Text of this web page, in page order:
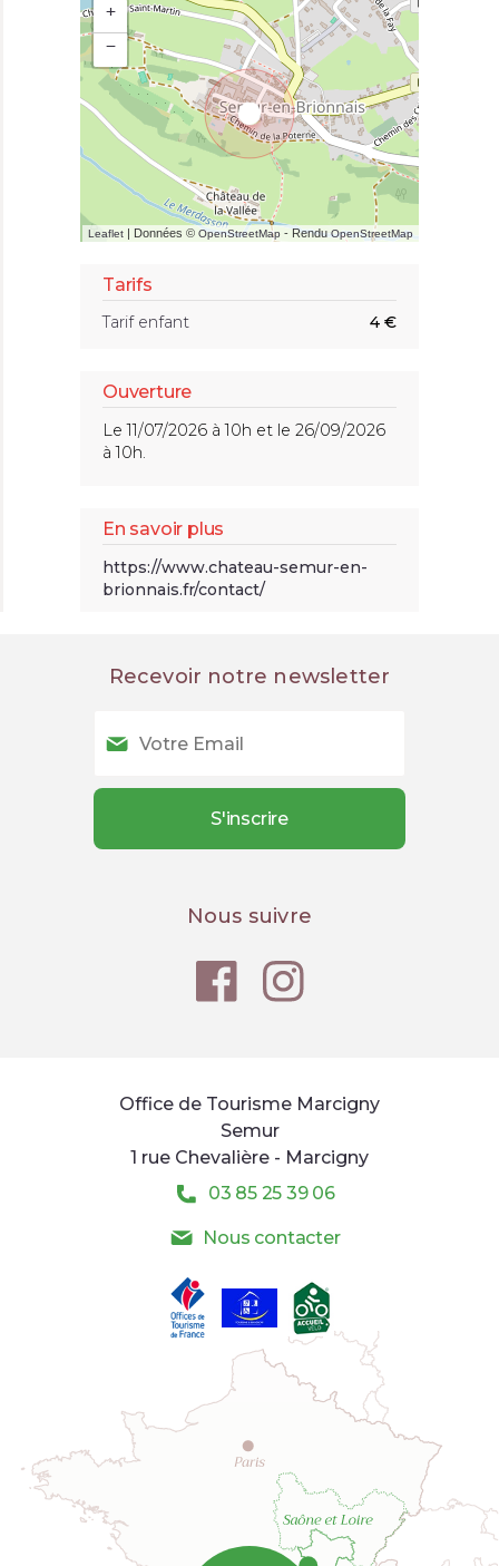
+
−
Leaflet | Données © OpenStreetMap - Rendu OpenStreetMap
Tarifs
Tarif enfant 4 €
Ouverture
Le 11/07/2026 à 10h et le 26/09/2026
à 10h.
En savoir plus
https://www.chateau-semur-en-
brionnais.fr/contact/
Recevoir notre newsletter
Nous suivre
Office de Tourisme Marcigny
Semur
1 rue Chevalière - Marcigny
03 85 25 39 06
Nous contacter